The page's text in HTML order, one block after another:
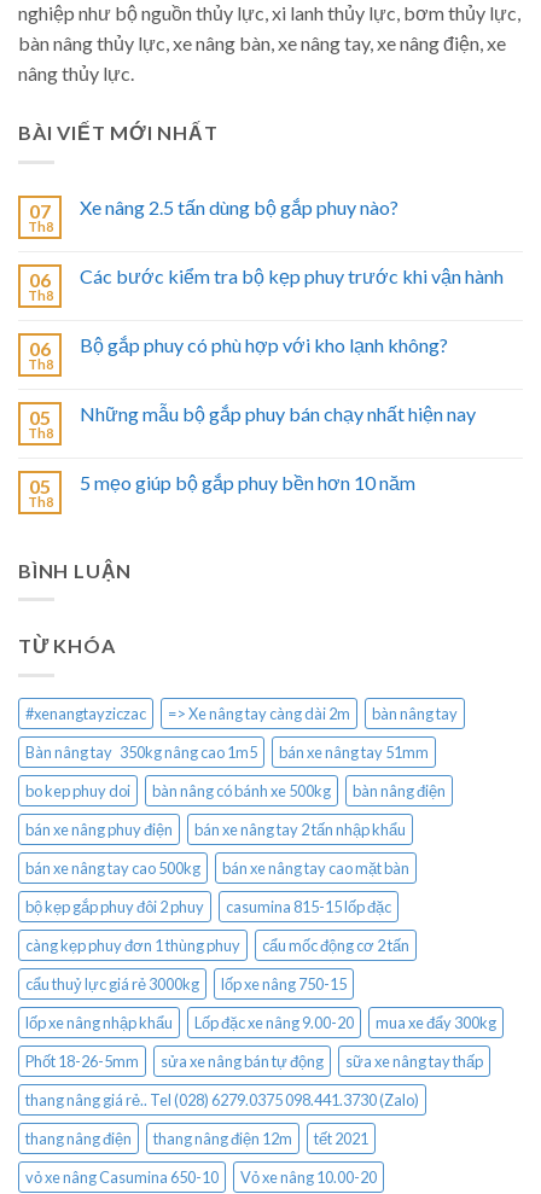
nghiệp như bộ nguồn thủy lực, xi lanh thủy lực, bơm thủy lực,
bàn nâng thủy lực, xe nâng bàn, xe nâng tay, xe nâng điện, xe
nâng thủy lực.
BÀI VIẾT MỚI NHẤT
07
Th8
Xe nâng 2.5 tấn dùng bộ gắp phuy nào?
06
Th8
Các bước kiểm tra bộ kẹp phuy trước khi vận hành
06
Th8
Bộ gắp phuy có phù hợp với kho lạnh không?
05
Th8
Những mẫu bộ gắp phuy bán chạy nhất hiện nay
05
Th8
5 mẹo giúp bộ gắp phuy bền hơn 10 năm
BÌNH LUẬN
TỪ KHÓA
#xenangtayziczac => Xe nâng tay càng dài 2m
bàn nâng tay
Bàn nâng tay 350kg nâng cao 1m5
bán xe nâng tay 51mm
bo kep phuy doi
bàn nâng có bánh xe 500kg
bàn nâng điện
bán xe nâng phuy điện
bán xe nâng tay 2 tấn nhập khẩu
bán xe nâng tay cao 500kg
bán xe nâng tay cao mặt bàn
bộ kẹp gắp phuy đôi 2 phuy
casumina 815-15 lốp đặc
càng kẹp phuy đơn 1 thùng phuy
cẩu mốc động cơ 2 tấn
cẩu thuỷ lực giá rẻ 3000kg
lốp xe nâng 750-15
lốp xe nâng nhập khẩu
Lốp đặc xe nâng 9.00-20
mua xe đẩy 300kg
Phốt 18-26-5mm
sửa xe nâng bán tự động
sữa xe nâng tay thấp
thang nâng giá rẻ.. Tel (028) 6279.0375 098.441.3730 (Zalo)
thang nâng điện
thang nâng điện 12m
tết 2021
vỏ xe nâng Casumina 650-10
Vỏ xe nâng 10.00-20